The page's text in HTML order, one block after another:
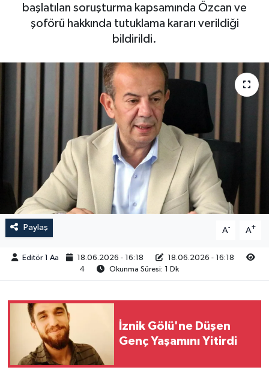
başlatılan soruşturma kapsamında Özcan ve
şoförü hakkında tutuklama kararı verildiği
bildirildi.
Paylaş A- A+
Editör 1 Aa 18.06.2026 - 16:18
18.06.2026 - 16:18
4
Okunma Süresi: 1 Dk
İznik Gölü'ne Düşen
Genç Yaşamını Yitirdi
Magazin
Türkiye
Video Galeri